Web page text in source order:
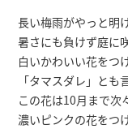
長い梅雨がやっと明
暑さにも負けず庭に
白いかわいい花をつ
「タマスダレ」とも
この花は10月まで次
濃いピンクの花をつ